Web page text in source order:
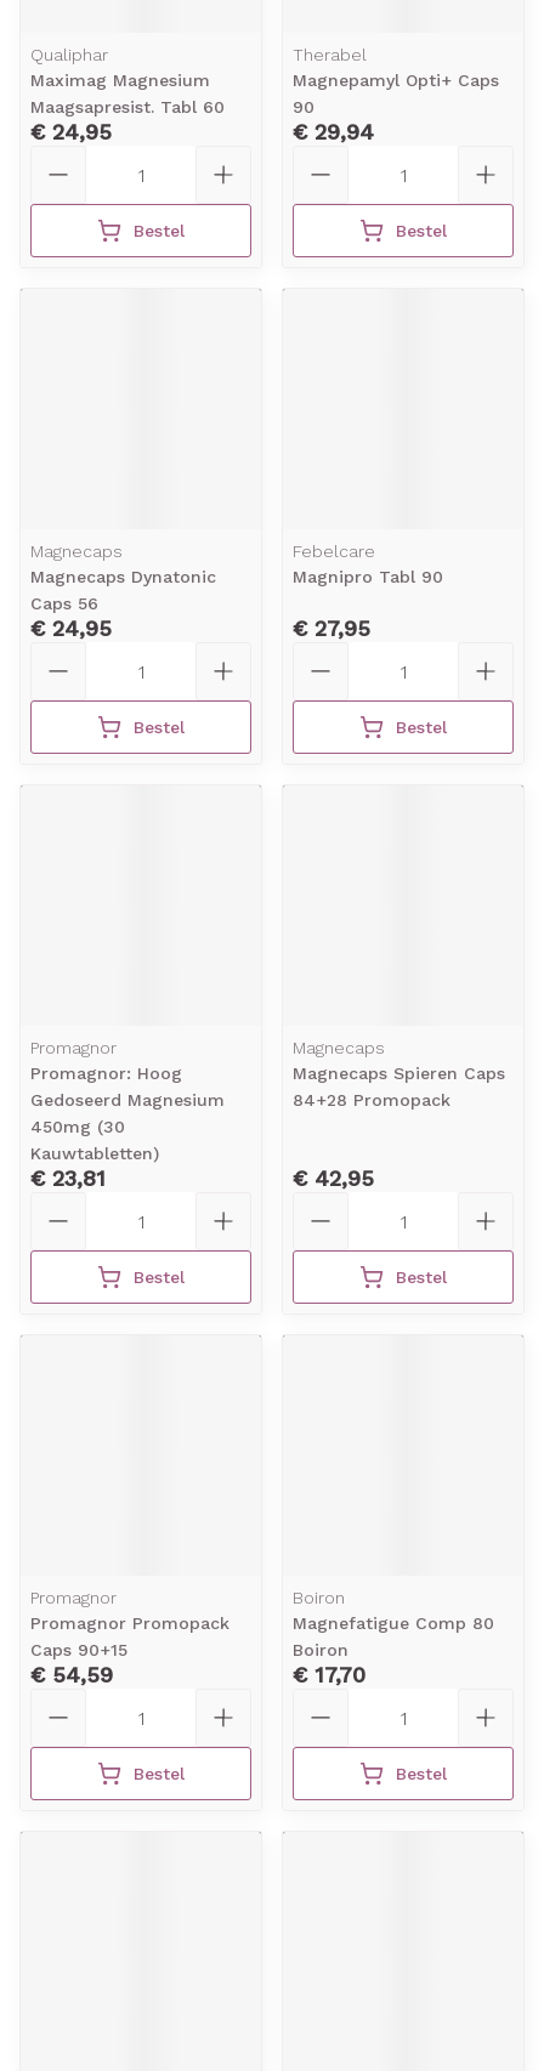
Qualiphar
Maximag Magnesium
Maagsapresist. Tabl 60
€ 24,95
Bestel
Therabel
Magnepamyl Opti+ Caps
90
€ 29,94
Bestel
Magnecaps
Magnecaps Dynatonic
Caps 56
€ 24,95
Bestel
Febelcare
Magnipro Tabl 90
€ 27,95
Bestel
Promagnor
Promagnor: Hoog
Gedoseerd Magnesium
450mg (30
Kauwtabletten)
€ 23,81
Bestel
Magnecaps
Magnecaps Spieren Caps
84+28 Promopack
€ 42,95
Bestel
Promagnor
Promagnor Promopack
Caps 90+15
€ 54,59
Bestel
Boiron
Magnefatigue Comp 80
Boiron
€ 17,70
Bestel